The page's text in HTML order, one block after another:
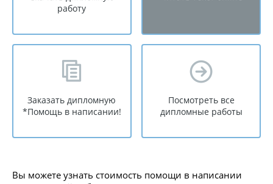
работу
Заказать дипломную
*Помощь в написании!
Посмотреть все
дипломные работы
Вы можете узнать стоимость помощи в написании